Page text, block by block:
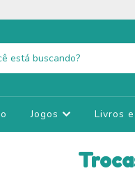
Jogos Livros